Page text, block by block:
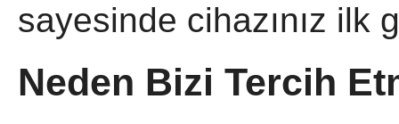
sayesinde cihazınız ilk
Neden Bizi Tercih